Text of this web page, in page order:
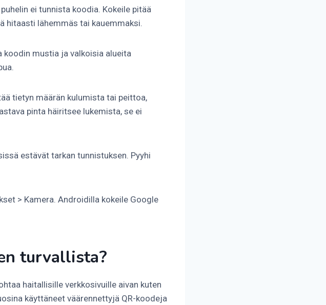
ei tunnista koodia. Kokeile pitää
hitaasti lähemmäs tai kauemmaksi.
koodin mustia ja valkoisia alueita
tietyn määrän kulumista tai peittoa,
pinta häiritsee lukemista, se ei
estävät tarkan tunnistuksen. Pyyhi
> Kamera. Androidilla kokeile Google
turvallista?
haitallisille verkkosivuille aivan kuten
käyttäneet väärennettyjä QR-koodeja